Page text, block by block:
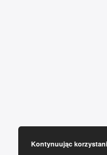
Kontynuując